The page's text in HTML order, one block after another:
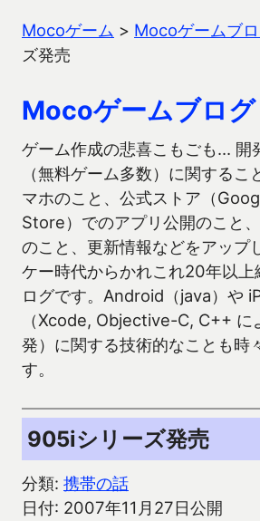
Mocoゲーム > Mocoゲームブ
ズ発売
Mocoゲームブログ
ゲーム作成の悲喜こもごも… 開
（無料ゲーム多数）に関するこ
マホのこと、公式ストア（
Store）でのアプリ公開のこと
のこと、更新情報などをアップ
ケー時代からかれこれ20年以上
ログです。Android（java）や
（Xcode, Objective-C, C++ に
発）に関する技術的なことも時
す。
905iシリーズ発売
分類: 携帯の話
日付: 2007年11月27日公開